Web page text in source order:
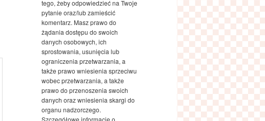
tego, żeby odpowiedzieć na Twoje
pytanie oraz/lub zamieścić
komentarz. Masz prawo do
żądania dostępu do swoich
danych osobowych, ich
sprostowania, usunięcia lub
ograniczenia przetwarzania, a
także prawo wniesienia sprzeciwu
wobec przetwarzania, a także
prawo do przenoszenia swoich
danych oraz wniesienia skargi do
organu nadzorczego.
Szczegółowe informacje o